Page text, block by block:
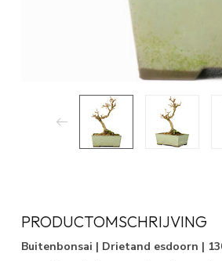
PRODUCTOMSCHRIJVING
Buitenbonsai | Drietand esdoorn |